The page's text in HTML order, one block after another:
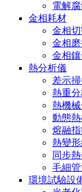
電解
金相耗材
金相
金相
金相
熱分析儀
差示
熱重
熱機
動態
熔融
熱變
同步
毛細
環境試驗設